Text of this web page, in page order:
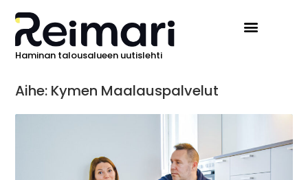
Haminan talousalueen uutislehti
Aihe: Kymen Maalauspalvelut